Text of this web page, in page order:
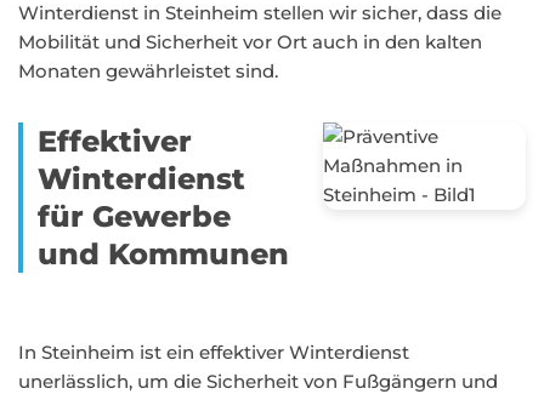
Winterdienst in Steinheim stellen wir sicher, dass die
Mobilität und Sicherheit vor Ort auch in den kalten
Monaten gewährleistet sind.
Effektiver
Winterdienst
für Gewerbe
und Kommunen
In Steinheim ist ein effektiver Winterdienst
unerlässlich, um die Sicherheit von Fußgängern und